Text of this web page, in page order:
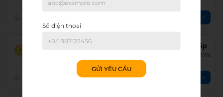
-10:30 5 giờ 5p
Airbus 32N
3,152,181
Số điện thoại
GỬI YÊU CẦU